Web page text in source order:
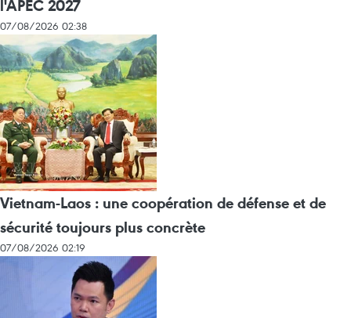
l'APEC 2027
07/08/2026 02:38
Vietnam-Laos : une coopération de défense et de
sécurité toujours plus concrète
07/08/2026 02:19